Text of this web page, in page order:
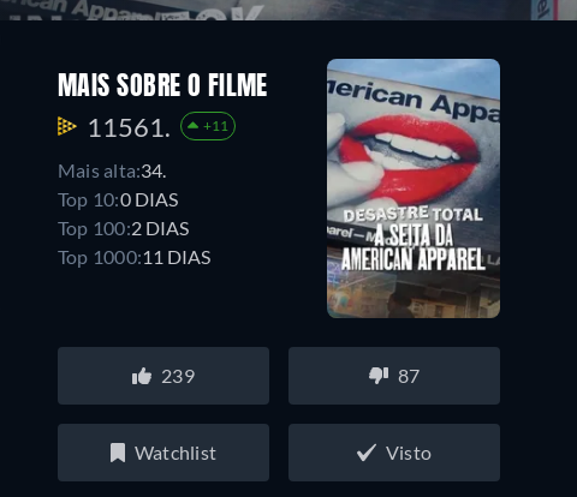
MAIS SOBRE O FILME
11561. +11
Mais alta:34.
Top 10:0 DIAS
Top 100:2 DIAS
Top 1000:11 DIAS
239 87
Watchlist Visto